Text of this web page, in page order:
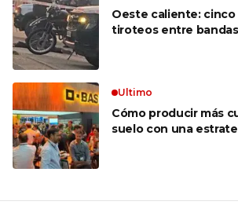
Oeste caliente:
tiroteos entre
Ultimo
Cómo producir más
suelo con una